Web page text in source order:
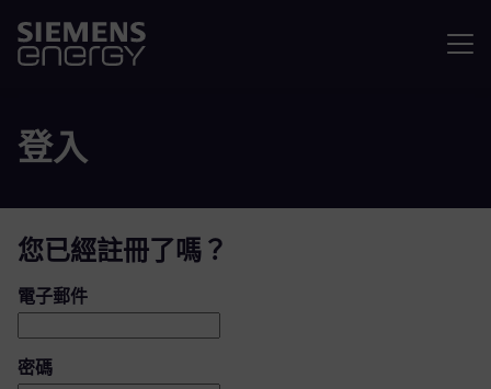
登入
您已經註冊了嗎？
登入：使用者和密碼
電子郵件
密碼